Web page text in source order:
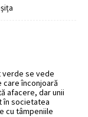
verde se vede
care înconjoară
afacere, dar unii
în societatea
cu tâmpeniile